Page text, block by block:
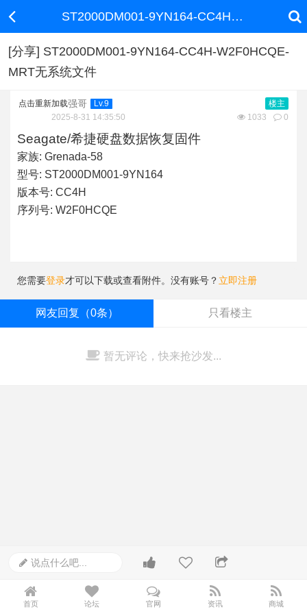
ST2000DM001-9YN164-CC4H-W2F0HCQE-MRT无系统文件
[分享] ST2000DM001-9YN164-CC4H-W2F0HCQE-
MRT无系统文件
点击重新加载强哥 Lv.9
楼主
2025-8-31 14:35:50
1033 0
Seagate/希捷硬盘数据恢复固件
家族: Grenada-58
型号: ST2000DM001-9YN164
版本号: CC4H
序列号: W2F0HCQE
您需要登录才可以下载或查看附件。没有账号？ 立即注册
网友回复（0条） 只看楼主
暂无评论，快来抢沙发...
说点什么吧...
首页 论坛 官网 资讯 商城